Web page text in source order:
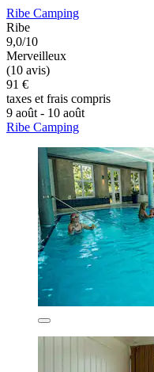
Ribe Camping
Ribe
9,0/10
Merveilleux
(10 avis)
91 €
taxes et frais compris
9 août - 10 août
Ribe Camping